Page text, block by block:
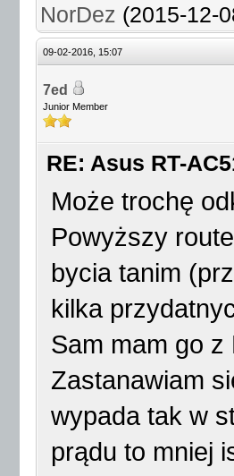
NorDez (2015-12-
09-02-2016, 15:07
7ed
Junior Member
RE: Asus RT-
Może trochę
Powyższy
bycia tanim
kilka
Sam mam go
Zastanawiam
wypada tak w
prądu to mniej